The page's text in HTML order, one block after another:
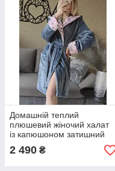
Домашній теплий
плюшевий жіночий халат
із капюшоном затишний
універсальному розмірі 42
2 490 ₴